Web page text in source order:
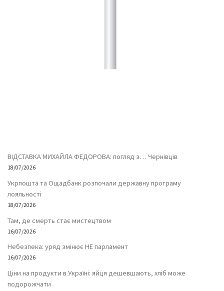
ВІДСТАВКА МИХАЙЛА ФЕДОРОВА: погляд з… Чернівців
18/07/2026
Укрпошта та Ощадбанк розпочали державну програму
лояльності
18/07/2026
Там, де смерть стає мистецтвом
16/07/2026
Небезпека: уряд змінює НЕ парламент
16/07/2026
Ціни на продукти в Україні: яйця дешевшають, хліб може
подорожчати